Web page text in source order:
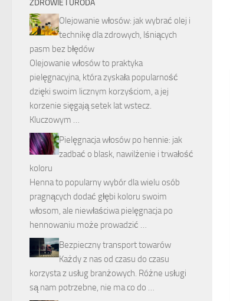
ZDROWIE I URODA
Olejowanie włosów: jak wybrać olej i
technikę dla zdrowych, lśniących
pasm bez błędów
Olejowanie włosów to praktyka
pielęgnacyjna, która zyskała popularność
dzięki swoim licznym korzyściom, a jej
korzenie sięgają setek lat wstecz.
Kluczowym …
Pielęgnacja włosów po hennie: jak
zadbać o blask, nawilżenie i trwałość
koloru
Henna to popularny wybór dla wielu osób
pragnących dodać głębi koloru swoim
włosom, ale niewłaściwa pielęgnacja po
hennowaniu może prowadzić …
Bezpieczny transport towarów
Każdy z nas od czasu do czasu
korzysta z usług branżowych. Różne usługi
są nam potrzebne, nie ma co do …